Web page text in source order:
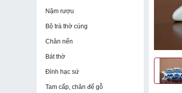
Nậm rượu
Bộ trà thờ cúng
Chân nến
Bát thờ
Đỉnh hạc sứ
Tam cấp, chân đế gỗ
Nậm rượu
Bộ trà thờ cúng
Chân nến
Bát thờ
Đỉnh hạc sứ
Tam cấp, chân đế gỗ